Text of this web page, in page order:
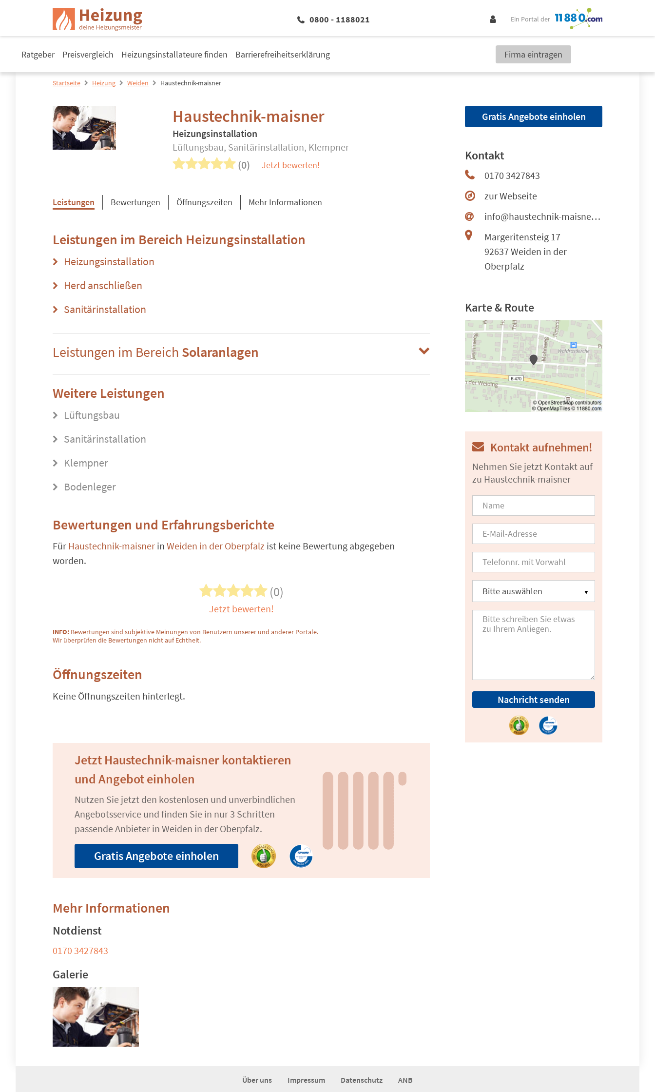
0800 - 1188021 Ein Portal der
Ratgeber Preisvergleich Heizungsinstallateure finden Barrierefreiheitserklärung Firma eintragen
Startseite Heizung Weiden Haustechnik-maisner
Haustechnik-maisner
Heizungsinstallation
Lüftungsbau, Sanitärinstallation, Klempner
(0) Jetzt bewerten!
Leistungen Bewertungen Öffnungszeiten Mehr Informationen
Leistungen im Bereich Heizungsinstallation
Heizungsinstallation
Herd anschließen
Sanitärinstallation
Leistungen im Bereich Solaranlagen
Weitere Leistungen
Lüftungsbau
Sanitärinstallation
Klempner
Bodenleger
Bewertungen und Erfahrungsberichte
Für Haustechnik-maisner in Weiden in der Oberpfalz ist keine Bewertung abgegeben
worden.
(0)
Jetzt bewerten!
INFO: Bewertungen sind subjektive Meinungen von Benutzern unserer und anderer Portale.
Wir überprüfen die Bewertungen nicht auf Echtheit.
Öffnungszeiten
Keine Öffnungszeiten hinterlegt.
Jetzt Haustechnik-maisner kontaktieren
und Angebot einholen
Nutzen Sie jetzt den kostenlosen und unverbindlichen
Angebotsservice und finden Sie in nur 3 Schritten
passende Anbieter in Weiden in der Oberpfalz.
Gratis Angebote einholen
Mehr Informationen
Notdienst
0170 3427843
Galerie
Gratis Angebote einholen
Kontakt
0170 3427843
zur Webseite
info@haustechnik-maisner.de
Margeritensteig 17
92637 Weiden in der
Oberpfalz
Karte & Route
Kontakt aufnehmen!
Nehmen Sie jetzt Kontakt auf
zu Haustechnik-maisner
Nachricht senden
Über uns Impressum Datenschutz ANB